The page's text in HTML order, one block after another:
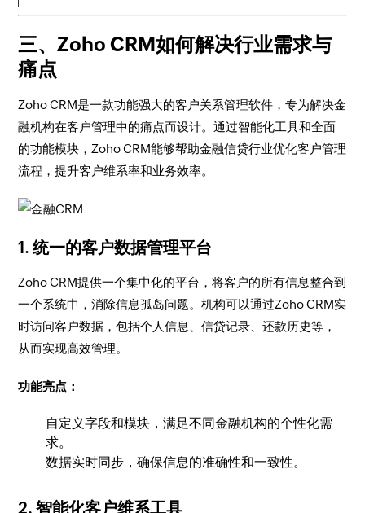
三、Zoho CRM如何解决行业需求与
痛点
Zoho CRM是一款功能强大的客户关系管理软件，专为解决金
融机构在客户管理中的痛点而设计。通过智能化工具和全面
的功能模块，Zoho CRM能够帮助金融信贷行业优化客户管理
流程，提升客户维系率和业务效率。
1.统一的客户数据管理平台
Zoho CRM提供一个集中化的平台，将客户的所有信息整合到
一个系统中，消除信息孤岛问题。机构可以通过Zoho CRM实
时访问客户数据，包括个人信息、信贷记录、还款历史等，
从而实现高效管理。
功能亮点：
自定义字段和模块，满足不同金融机构的个性化需
求。
数据实时同步，确保信息的准确性和一致性。
2.智能化客户维系工具